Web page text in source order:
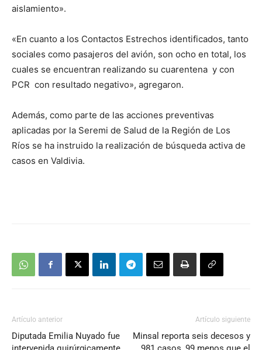
aislamiento».
«En cuanto a los Contactos Estrechos identificados, tanto
sociales como pasajeros del avión, son ocho en total, los
cuales se encuentran realizando su cuarentena y con
PCR con resultado negativo», agregaron.
Además, como parte de las acciones preventivas
aplicadas por la Seremi de Salud de la Región de Los
Ríos se ha instruido la realización de búsqueda activa de
casos en Valdivia.
Artículo anterior
Diputada Emilia Nuyado fue
Artículo siguiente
Minsal reporta seis decesos y